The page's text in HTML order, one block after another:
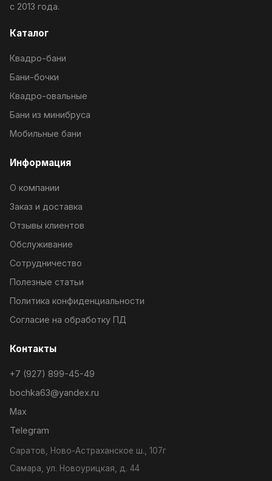
с 2013 года.
Каталог
Квадро-бани
Бани-бочки
Квадро-овальные
Бани из минибруса
Мобильные бани
Информация
О компании
Заказ и доставка
Отзывы клиентов
Обслуживание
Сотрудничество
Полезные статьи
Политика конфиденциальности
Согласие на обработку ПД
Контакты
+7 (927) 899-45-49
bochka63@yandex.ru
Max
Telegram
Саратов, Ново-Астраханское ш., 107г
Самара, ул. Новоурицкая, д. 44